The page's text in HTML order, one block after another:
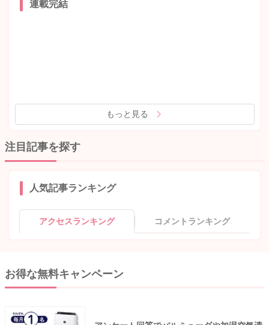
連載完結
もっと見る
注目記事を探す
人気記事ランキング
アクセスランキング コメントランキング
お得な無料キャンペーン